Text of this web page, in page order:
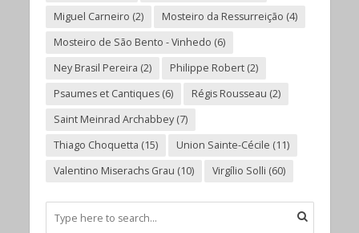
Miguel Carneiro (2) Mosteiro da Ressurreição (4)
Mosteiro de São Bento - Vinhedo (6)
Ney Brasil Pereira (2) Philippe Robert(2)
Psaumes et Cantiques(6) Régis Rousseau (2)
Saint Meinrad Archabbey(7)
Thiago Choquetta (15) Union Sainte-Cécile (11)
Valentino Miserachs Grau (10) Virgílio Solli (60)